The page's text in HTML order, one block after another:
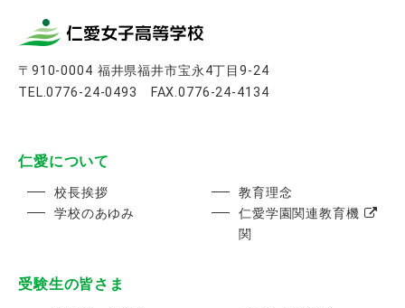
〒910-0004 福井県福井市宝永4丁目9-24
TEL.0776-24-0493 FAX.0776-24-4134
仁愛について
校長挨拶
教育理念
学校のあゆみ
仁愛学園関連教育機
関
受験生の皆さま